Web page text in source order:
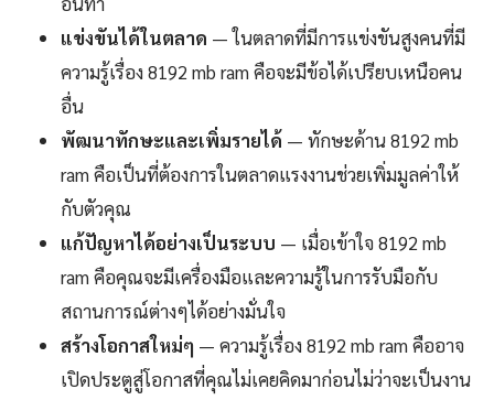
แข่งขันได้ในตลาด — ในตลาดที่มีการแข่งขันสูงคนที่มี
ความรู้เรื่อง 8192 mb ram คือจะมีข้อได้เปรียบเหนือคน
อื่น
พัฒนาทักษะและเพิ่มรายได้ — ทักษะด้าน 8192 mb
ram คือเป็นที่ต้องการในตลาดแรงงานช่วยเพิ่มมูลค่าให้
กับตัวคุณ
แก้ปัญหาได้อย่างเป็นระบบ — เมื่อเข้าใจ 8192 mb
ram คือคุณจะมีเครื่องมือและความรู้ในการรับมือกับ
สถานการณ์ต่างๆได้อย่างมั่นใจ
สร้างโอกาสใหม่ๆ — ความรู้เรื่อง 8192 mb ram คืออาจ
เปิดประตูสู่โอกาสที่คุณไม่เคยคิดมาก่อนไม่ว่าจะเป็นงาน